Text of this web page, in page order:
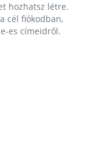
hozhatsz létre.
cél fiókodban,
es címeidről.